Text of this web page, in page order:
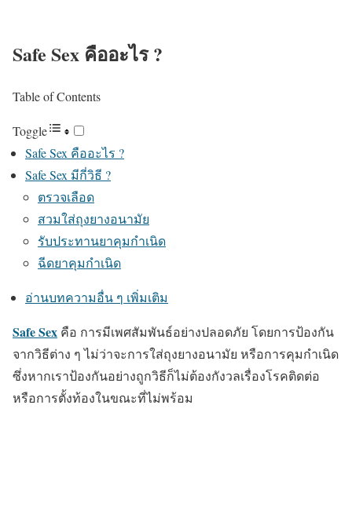
Safe Sex คืออะไร ?
Table of Contents
Toggle
Safe Sex คืออะไร ?
Safe Sex มีกี่วิธี ?
ตรวจเลือด
สวมใส่ถุงยางอนามัย
รับประทานยาคุมกำเนิด
ฉีดยาคุมกำเนิด
อ่านบทความอื่น ๆ เพิ่มเติม
Safe Sex คือ การมีเพศสัมพันธ์อย่างปลอดภัย โดยการป้องกัน
จากวิธีต่าง ๆ ไม่ว่าจะการใส่ถุงยางอนามัย หรือการคุมกำเนิด
ซึ่งหากเราป้องกันอย่างถูกวิธีก็ไม่ต้องกังวลเรื่องโรคติดต่อ
หรือการตั้งท้องในขณะที่ไม่พร้อม